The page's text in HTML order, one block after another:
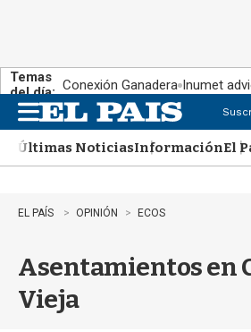
Temas
del día: Conexión Ganadera Inumet
n
uÚltimas NoticiasInformaciónEl
EL PAÍS OPINIÓN ECOS
Asentamientos en
Vieja